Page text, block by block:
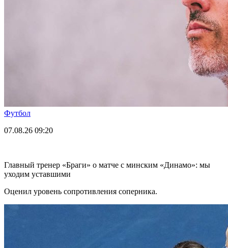
Футбол
07.08.26 09:20
Главный тренер «Браги» о матче с минским «Динамо»: мы
уходим уставшими
Оценил уровень сопротивления соперника.